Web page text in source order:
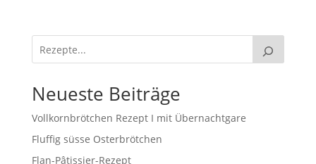
Neueste Beiträge
Vollkornbrötchen Rezept I mit Übernachtgare
Fluffig süsse Osterbrötchen
Flan-Pâtissier-Rezept